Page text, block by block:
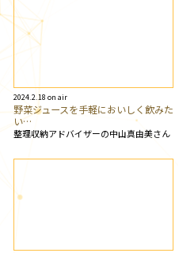
2024.2.18 on air
野菜ジュースを手軽においしく飲みた
い…
整理収納アドバイザーの中山真由美さん